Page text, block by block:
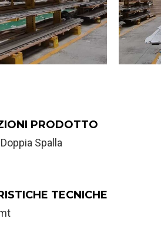
PRODOTTO
Spalla
TECNICHE